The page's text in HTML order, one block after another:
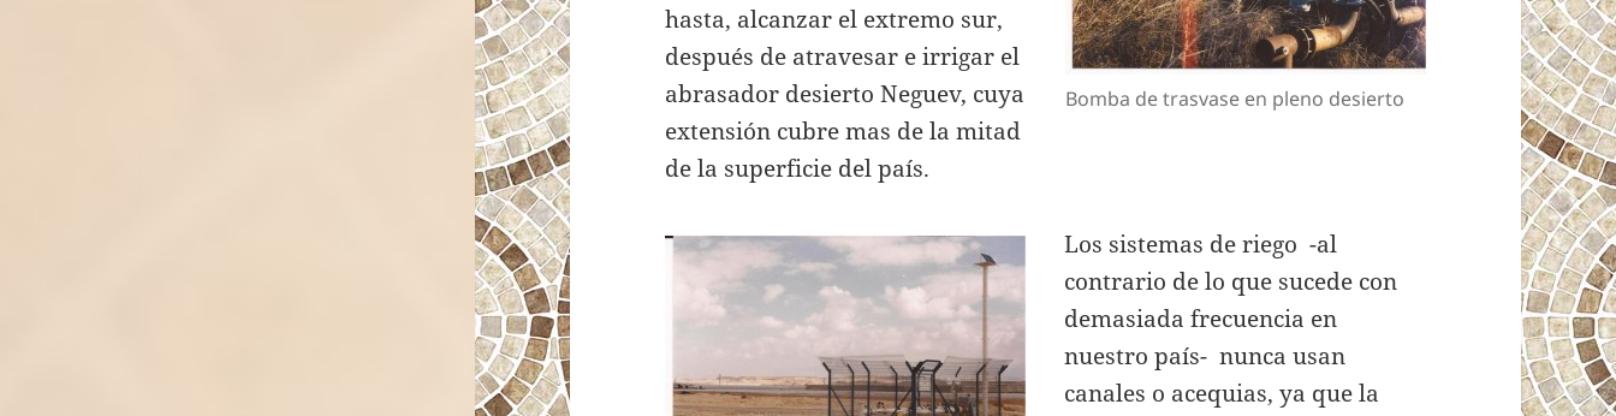
Bomba de trasvase en pleno desierto
hasta, alcanzar el extremo sur,
después de atravesar e irrigar el
abrasador desierto Neguev, cuya
extensión cubre mas de la mitad
de la superficie del país.
Los sistemas de riego -al
contrario de lo que sucede con
demasiada frecuencia en
nuestro país- nunca usan
canales o acequias, ya que la